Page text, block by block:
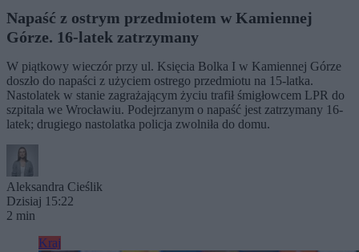
Napaść z ostrym przedmiotem w Kamiennej
Górze. 16-latek zatrzymany
W piątkowy wieczór przy ul. Księcia Bolka I w Kamiennej Górze
doszło do napaści z użyciem ostrego przedmiotu na 15-latka.
Nastolatek w stanie zagrażającym życiu trafił śmigłowcem LPR do
szpitala we Wrocławiu. Podejrzanym o napaść jest zatrzymany 16-
latek; drugiego nastolatka policja zwolniła do domu.
Aleksandra Cieślik
Dzisiaj 15:22
2 min
Kraj